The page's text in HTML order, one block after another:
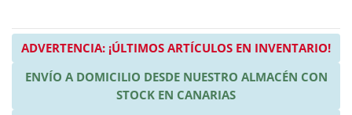
ADVERTENCIA: ¡ÚLTIMOS ARTÍCULOS EN INVENTARIO!
ENVÍO A DOMICILIO DESDE NUESTRO ALMACÉN CON
STOCK EN CANARIAS